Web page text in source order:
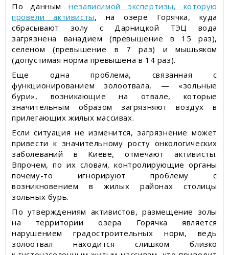
По даннымнезависимой экспертизы, которую
провели активисты, на озере Горячка, куда
сбрасывают золу с Дарницкой ТЭЦ вода
загрязнена ванадием (превышение в 15 раз),
селеном (превышение в 7 раз) и мышьяком
(допустимая норма превышена в 14 раз).
Еще одна проблема, связанная с
функционированием золоотвала, — «зольные
бури», возникающие на отвале, которые
значительным образом загрязняют воздух в
прилегающих жилых массивах.
Если ситуация не изменится, загрязнение может
привести к значительному росту онкологических
заболеваний в Киеве, отмечают активисты.
Впрочем, по их словам, контролирующие органы
почему-то игнорируют проблему с
возникновением в жилых районах столицы
зольных бурь.
По утверждениям активистов, размещение золы
на территории озера Горячка является
нарушением градостроительных норм, ведь
золоотвал находится слишком близко